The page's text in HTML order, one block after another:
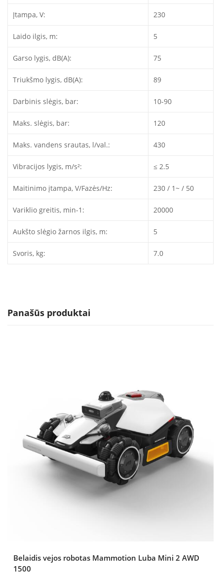
Įtampa, V: 230
Laido ilgis, m: 5
Garso lygis, dB(A): 75
Triukšmo lygis, dB(A): 89
Darbinis slėgis, bar: 10-90
Maks. slėgis, bar: 120
Maks. vandens srautas, l/val.: 430
Vibracijos lygis, m/s²: ≤ 2.5
Maitinimo įtampa, V/Fazės/Hz: 230 / 1~ / 50
Variklio greitis, min-1: 20000
Aukšto slėgio žarnos ilgis, m: 5
Svoris, kg: 7.0
Panašūs produktai
Belaidis vejos robotas Mammotion Luba Mini 2 AWD
1500